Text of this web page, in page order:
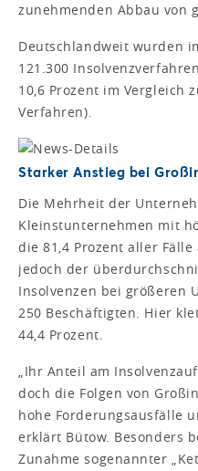
zunehmenden Abbau von
Deutschlandweit wurden
121.300
10,6 Prozent im Vergleich
Verfahren).
Starker Anstieg bei
Die Mehrheit der
Kleinstunternehmen mit
die 81,4 Prozent aller
jedoch der
Insolvenzen bei größeren
250 Beschäftigten. Hier
44,4 Prozent.
„Ihr Anteil am
doch die Folgen von
hohe Forderungsausfälle
erklärt Bütow. Besonders
Zunahme sogenannter